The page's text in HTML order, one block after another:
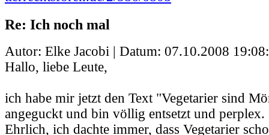
Re: Ich noch mal
Autor: Elke Jacobi | Datum: 07.10.2008
Hallo, liebe Leute,
ich habe mir jetzt den Text "Vegetarier sind
angeguckt und bin völlig entsetzt und perplex.
Ehrlich, ich dachte immer, dass Vegetarier